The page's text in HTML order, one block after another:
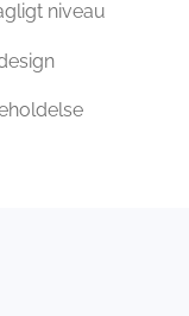
niveau